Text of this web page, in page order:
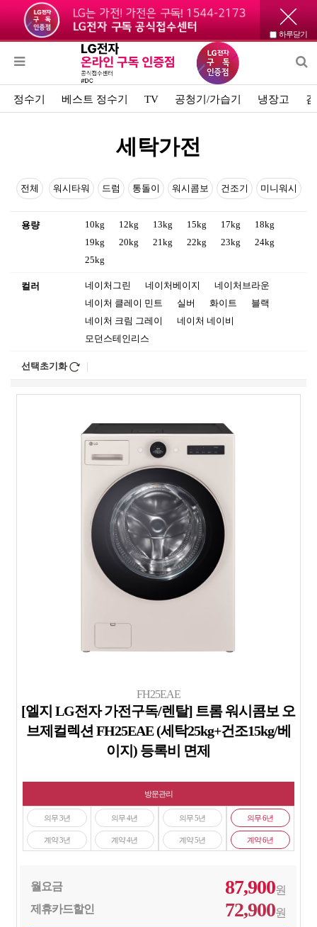
하루닫기
정수기 베스트 정수기 TV 공청기/가습기 냉장고
세탁가전
전체 워시타워 드럼 통돌이 워시콤보 건조기 미니워시
용량 10kg 12kg 13kg 15kg 17kg
18kg
19kg
20kg 21kg 22kg 23kg
24kg
25kg
컬러 네이처그린 네이처베이지
네이처브라운
네이처 클레이 민트
실버 화이트
블랙
네이처 크림 그레이
네이처 네이비
모던스테인리스
선택초기화
FH25EAE
[엘지 LG전자 가전구독/렌탈] 트롬 워시콤보 오
브제컬렉션 FH25EAE (세탁25kg+건조15kg/베
이지) 등록비 면제
방문관리
의무 3년
계약 3년
의무 4년
계약 4년
의무 5년
계약 5년
의무 6년
계약 6년
월요금 87,900원
제휴카드할인
72,900원